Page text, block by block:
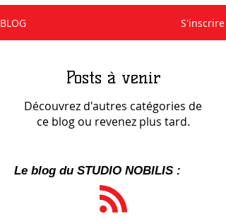
BLOG S'inscrire
Posts à venir
Découvrez d'autres catégories de
ce blog ou revenez plus tard.
Le blog du STUDIO NOBILIS :